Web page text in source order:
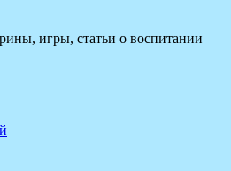
игры, статьи о воспитании